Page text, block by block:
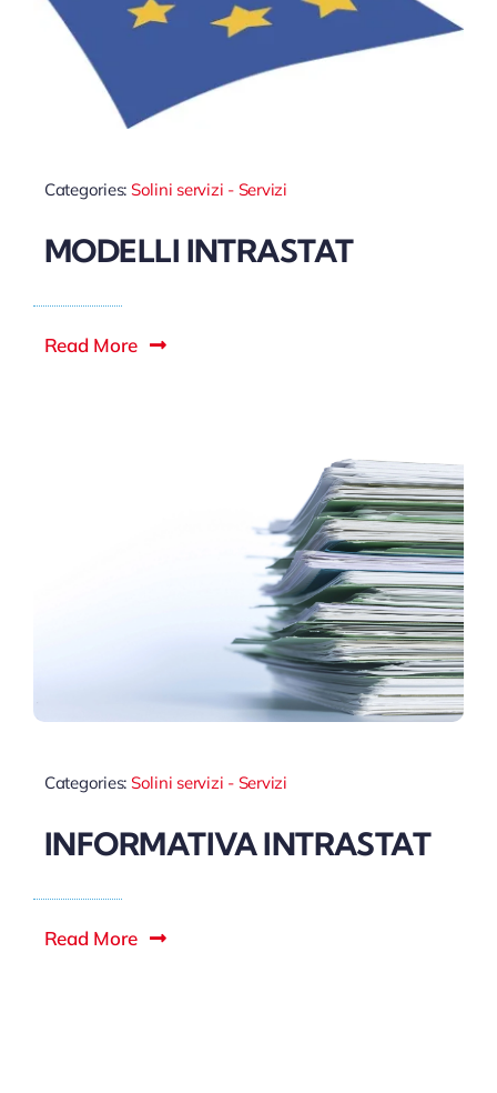
Categories: Solini servizi - Servizi
MODELLI INTRASTAT
Read More
Categories: Solini servizi - Servizi
INFORMATIVA INTRASTAT
Read More